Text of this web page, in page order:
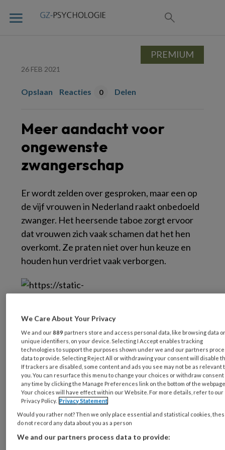
26 FEB 2021
Opslaan Reacties 0 Delen
Meer aandacht voor
ongewenste
zwangerschap
Er wordt zelden over gesproken, maar een op
de vijf vrouwen in Nederland raakt onbedoeld
zwanger. Het heersende taboe zorgt ervoor
dat vrouwen zich vaak schamen dat het hen
overkomt. Ze praten niet over hun keuze en
houden hun verdriet vaak verborgen.
© Jonny McCullagh / stock.adobe.com
Voor 70% van de onbedoelde
zwangerschappen geldt dat de zwangerschap
niet alleen onbedoeld is, maar ook ongewenst,
en het kan iedereen overkomen.
raken tussen de 35.000 en 57.500 vrouwen (25
PREMIUM
We Care About Your Privacy
We and our889 partners store and access personal data, like browsing data
unique identifiers, on your device. Selecting I Accept enables tracking
technologies to support the purposes shown under we and our partners
data to provide. Selecting Reject All or withdrawing your consent will disable
If trackers are disabled, some content and ads you see may not be as relevant
you. You can resurface this menu to change your choices or withdraw consent
any time by clicking the Manage Preferences link on the bottom of the
Your choices will have effect within our Website. For more details, refer to our
Privacy Policy. Privacy Statement
Would you rather not? Then we only place essential and statistical cookies,
do not record any data about you as a person
We and our partners process data to provide: